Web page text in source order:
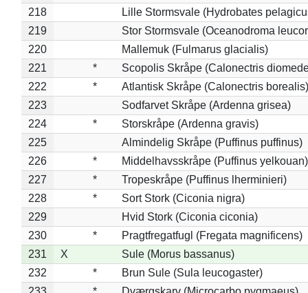
218
Lille Stormsvale (Hydrobates
219
Stor Stormsvale (Oceanodroma
220
Mallemuk (Fulmarus glacialis)
221
*
Scopolis Skråpe (Calonectris
222
*
Atlantisk Skråpe (Calonectris borealis)
223
Sodfarvet Skråpe (Ardenna grisea)
224
*
Storskråpe (Ardenna gravis)
225
Almindelig Skråpe (Puffinus puffinus)
226
*
Middelhavsskråpe (Puffinus yelkouan)
227
*
Tropeskråpe (Puffinus lherminieri)
228
*
Sort Stork (Ciconia nigra)
229
Hvid Stork (Ciconia ciconia)
230
*
Pragtfregatfugl (Fregata magnificens)
231
X
Sule (Morus bassanus)
232
*
Brun Sule (Sula leucogaster)